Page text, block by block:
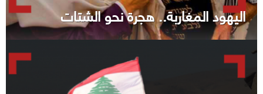
اليهود المغاربة.. هجرة نحو الشتات